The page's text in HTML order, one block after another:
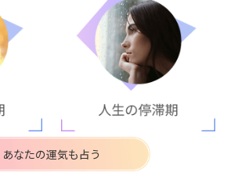
あなたの運気も占う